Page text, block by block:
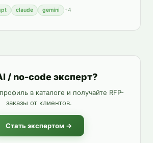
claude gemini +4
/ no-code эксперт?
в каталоге и получайте RFP-
заказы от клиентов.
Стать экспертом →